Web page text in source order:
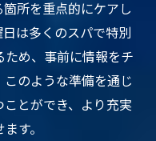
所を重点的にケアし
は多くのスパで特別
め、事前に情報をチ
のような準備を通じ
とができ、より充実
す。